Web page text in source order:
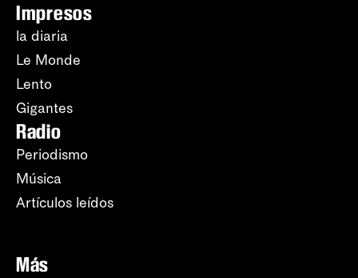
Impresos
la diaria
Le Monde
Lento
Gigantes
Radio
Periodismo
Música
Artículos leídos
Más